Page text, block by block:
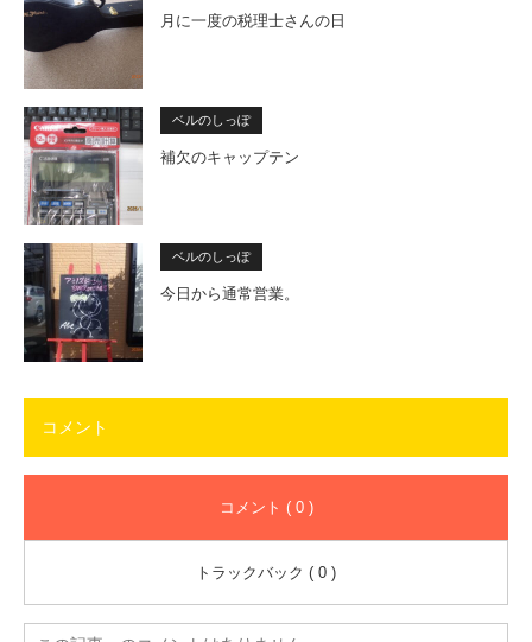
月に一度の税理士さんの日
ベルのしっぽ
補欠のキャップテン
ベルのしっぽ
今日から通常営業。
コメント
コメント ( 0 )
トラックバック ( 0 )